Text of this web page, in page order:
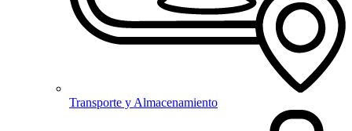
Transporte y Almacenamiento